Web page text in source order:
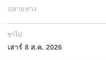
ปลายทาง
ขาไป
เสาร์ 8 ส.ค. 2026